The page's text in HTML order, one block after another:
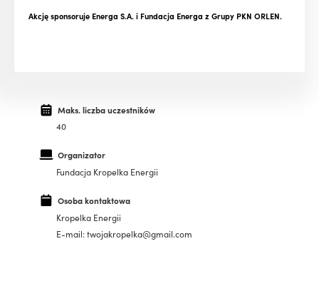
Akcję sponsoruje Energa S.A. i Fundacja Energa z Grupy PKN ORLEN.
Maks. liczba uczestników
40
Organizator
Fundacja Kropelka Energii
Osoba kontaktowa
Kropelka Energii
E-mail: twojakropelka@gmail.com